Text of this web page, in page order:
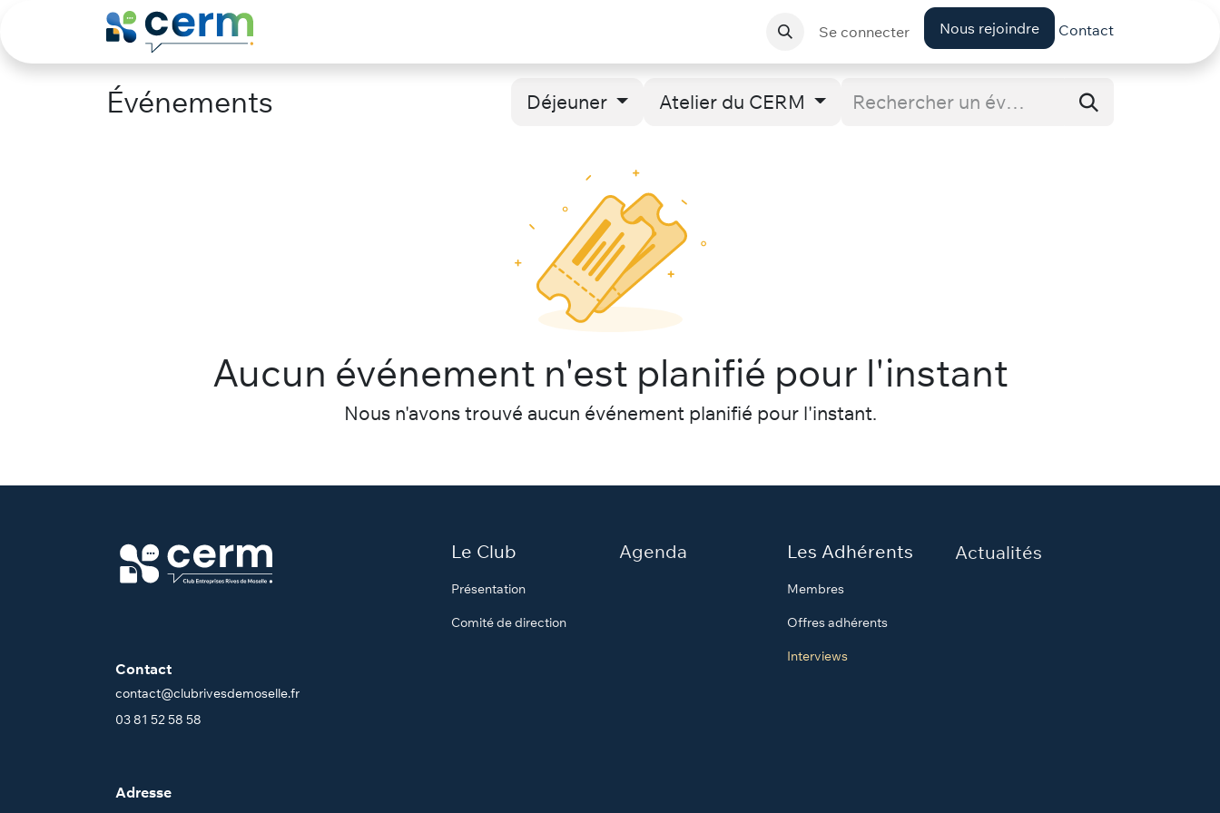
Se rendre au contenu
Se connecter Nous rejoindre Contact
Événements Déjeuner Atelier du CERM
Aucun événement n'est planifié pour l'instant
Nous n'avons trouvé aucun événement planifié pour l'instant.
Actualités
Le Club
Présentation
Comité de direction
Agenda Les Adhérents
Membres
Offres adhérents
Interviews
Contact
contact@clubrivesdemoselle.fr
03 81 52 58 58
Adresse